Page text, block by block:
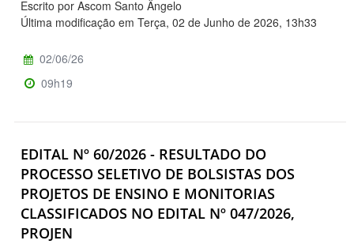
Escrito por Ascom Santo Ângelo
Última modificação em Terça, 02 de Junho de 2026, 13h33
02/06/26
09h19
EDITAL Nº 60/2026 - RESULTADO DO
PROCESSO SELETIVO DE BOLSISTAS DOS
PROJETOS DE ENSINO E MONITORIAS
CLASSIFICADOS NO EDITAL Nº 047/2026,
PROJEN